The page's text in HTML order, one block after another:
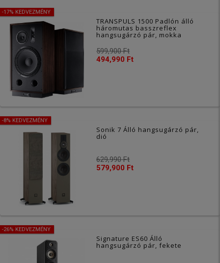
-17% KEDVEZMÉNY
TRANSPULS 1500 Padlón álló
háromutas basszreflex
hangsugárzó pár, mokka
599,900 Ft
494,990 Ft
-8% KEDVEZMÉNY
Sonik 7 Álló hangsugárzó pár,
dió
629,990 Ft
579,900 Ft
-26% KEDVEZMÉNY
Signature ES60 Álló
hangsugárzó pár, fekete